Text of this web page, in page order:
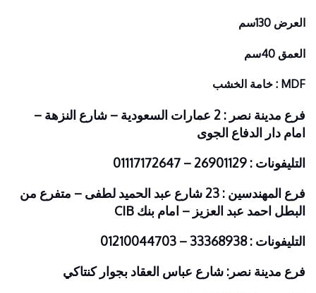
العرض 130سم
العمق 40سم
MDF : خامة الخشب
فرع مدينة نصر : 2 عمارات السعودية – شارع النزهة –
امام دار الدفاع الجوى
التليفونات : 26901129 – 01117172647
فرع المهندسين : 23 شارع عبد الحميد لطفى – متفرع من
البطل احمد عبد العزيز – امام بنك CIB
التليفونات : 33368938 – 01210044703
فرع مدينة نصر: شارع عباس العقاد بجوار كنتاكي